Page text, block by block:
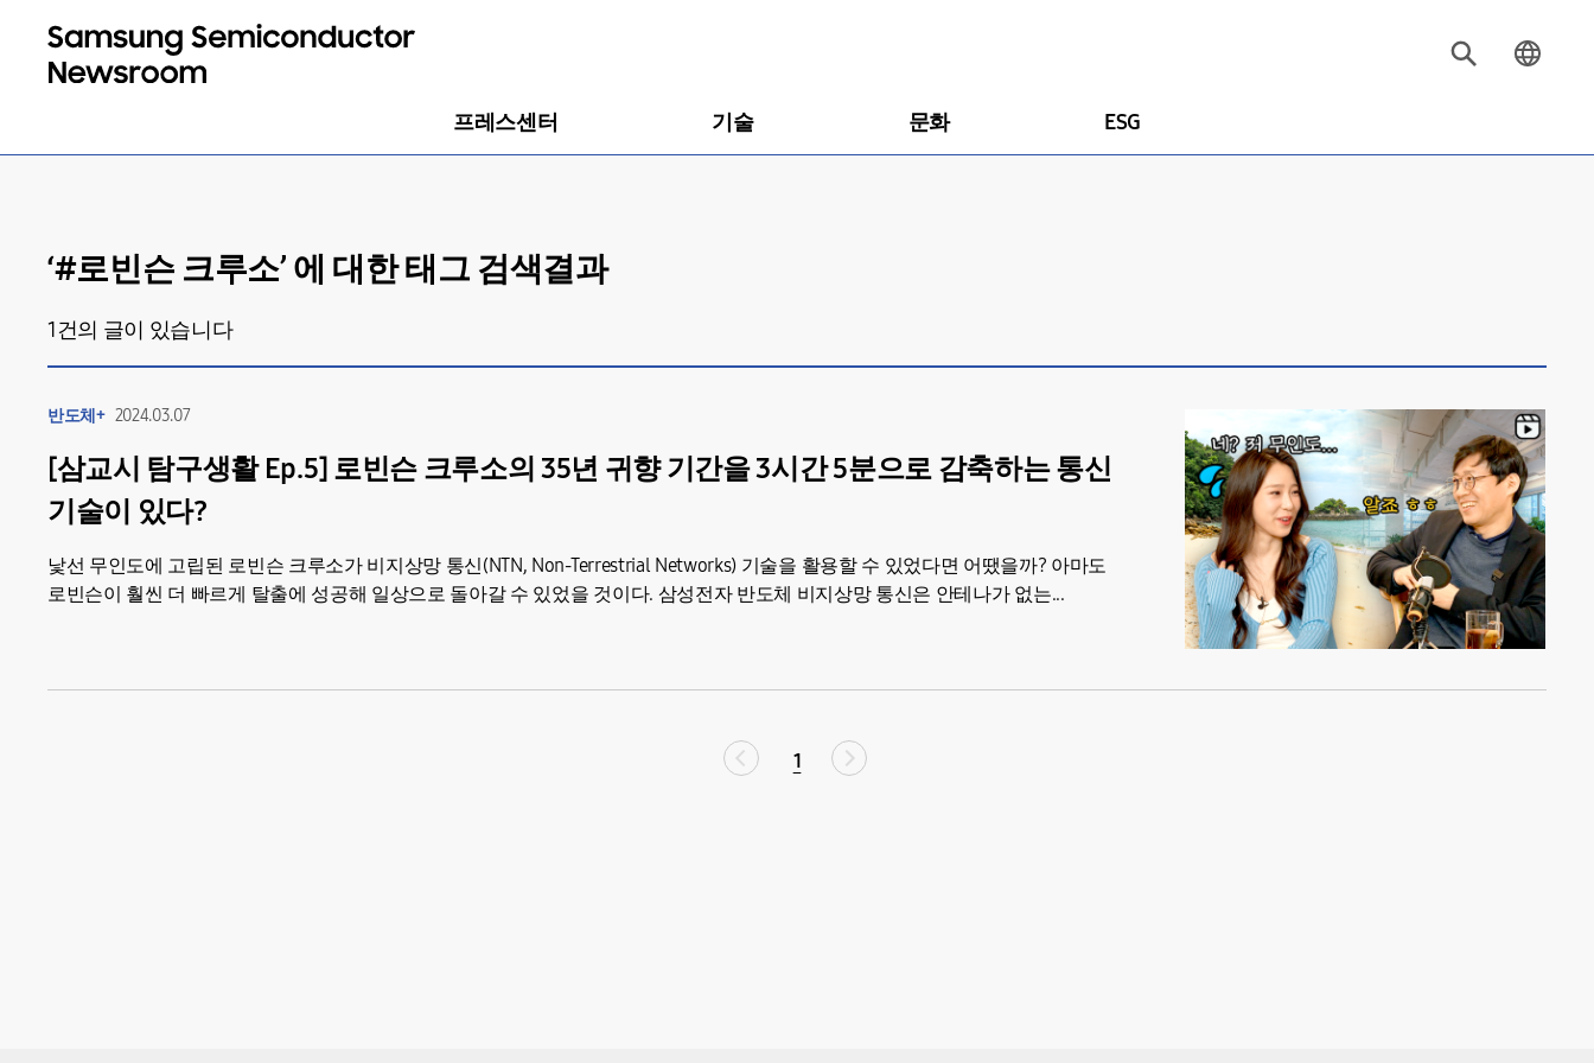
프레스센터 기술 문화 ESG
‘#로빈슨 크루소’ 에 대한 태그 검색결과
1건의 글이 있습니다
반도체+ 2024.03.07
[삼교시 탐구생활 Ep.5] 로빈슨 크루소의 35년 귀향 기간을 3시간 5분으로 감축하는 통신
기술이 있다?
낯선 무인도에 고립된 로빈슨 크루소가 비지상망 통신(NTN, Non-Terrestrial Networks) 기술을 활용할 수 있었다면 어땠을까? 아마도
로빈슨이 훨씬 더 빠르게 탈출에 성공해 일상으로 돌아갈 수 있었을 것이다. 삼성전자 반도체 비지상망 통신은 안테나가 없는...
1